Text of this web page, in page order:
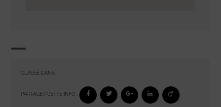
CLASSÉ DANS :
PARTAGER CETTE INFO :